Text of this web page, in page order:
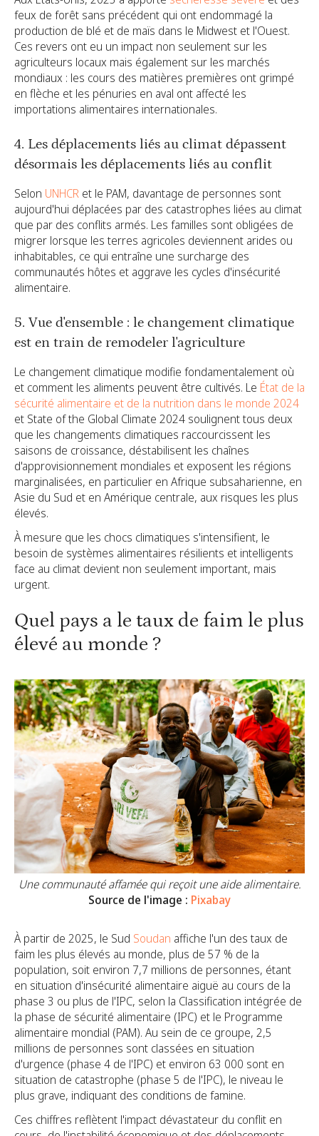
feux de forêt sans précédent qui ont endommagé la
production de blé et de maïs dans le Midwest et l'Ouest.
Ces revers ont eu un impact non seulement sur les
agriculteurs locaux mais également sur les marchés
mondiaux : les cours des matières premières ont grimpé
en flèche et les pénuries en aval ont affecté les
importations alimentaires internationales.
4. Les déplacements liés au climat dépassent
désormais les déplacements liés au conflit
Selon UNHCR et le PAM, davantage de personnes sont
aujourd'hui déplacées par des catastrophes liées au climat
que par des conflits armés. Les familles sont obligées de
migrer lorsque les terres agricoles deviennent arides ou
inhabitables, ce qui entraîne une surcharge des
communautés hôtes et aggrave les cycles d'insécurité
alimentaire.
5. Vue d'ensemble : le changement climatique
est en train de remodeler l'agriculture
Le changement climatique modifie fondamentalement où
et comment les aliments peuvent être cultivés. Le État de la
sécurité alimentaire et de la nutrition dans le monde 2024
et State of the Global Climate 2024 soulignent tous deux
que les changements climatiques raccourcissent les
saisons de croissance, déstabilisent les chaînes
d'approvisionnement mondiales et exposent les régions
marginalisées, en particulier en Afrique subsaharienne, en
Asie du Sud et en Amérique centrale, aux risques les plus
élevés.
À mesure que les chocs climatiques s'intensifient, le
besoin de systèmes alimentaires résilients et intelligents
face au climat devient non seulement important, mais
urgent.
Quel pays a le taux de faim le plus
élevé au monde ?
Une communauté affamée qui reçoit une aide alimentaire.
Source de l'image : Pixabay
À partir de 2025, le Sud Soudan affiche l'un des taux de
faim les plus élevés au monde, plus de 57 % de la
population, soit environ 7,7 millions de personnes, étant
en situation d'insécurité alimentaire aiguë au cours de la
phase 3 ou plus de l'IPC, selon la Classification intégrée de
la phase de sécurité alimentaire (IPC) et le Programme
alimentaire mondial (PAM). Au sein de ce groupe, 2,5
millions de personnes sont classées en situation
d'urgence (phase 4 de l'IPC) et environ 63 000 sont en
situation de catastrophe (phase 5 de l'IPC), le niveau le
plus grave, indiquant des conditions de famine.
Ces chiffres reflètent l'impact dévastateur du conflit en